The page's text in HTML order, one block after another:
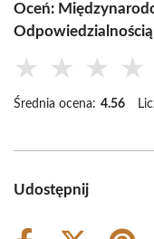
Oceń:
★ ★ ★ ★
Średnia ocena: 4.56
Udostępnij